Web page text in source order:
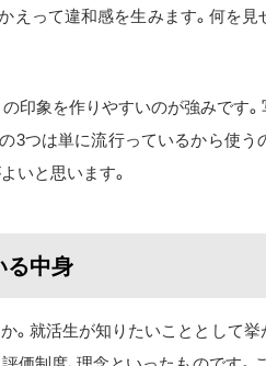
えって違和感を生みます。何を
印象を作りやすいのが強みです
3つは単に流行っているから使
いと思います。
る中身
。就活生が知りたいこととして挙